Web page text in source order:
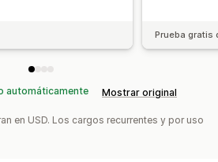
Prueba gratis
automáticamente Mostrar original
en USD. Los cargos recurrentes y por uso